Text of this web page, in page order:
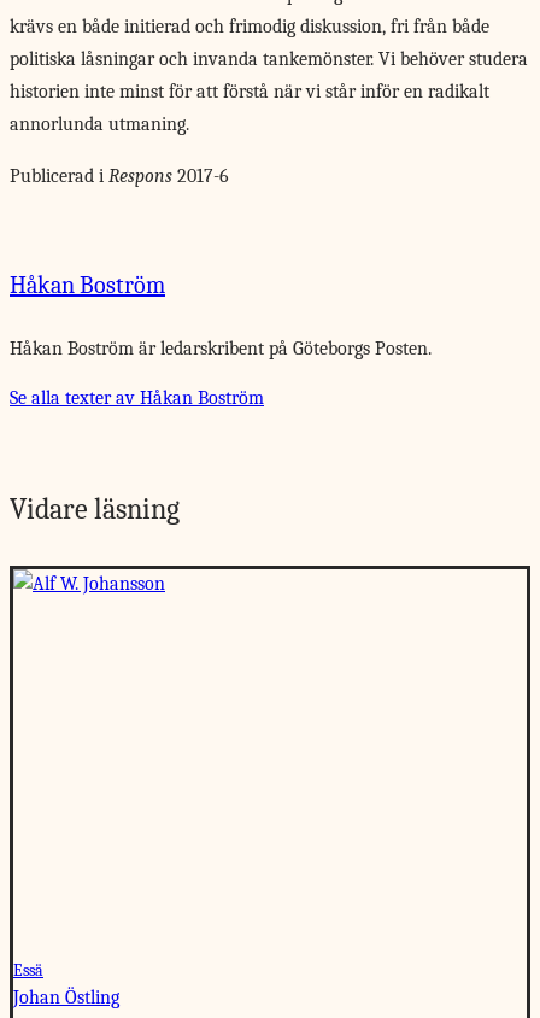
krävs en både initierad och frimodig diskussion, fri från både
politiska låsningar och invanda tankemönster. Vi behöver studera
historien inte minst för att förstå när vi står inför en radikalt
annorlunda utmaning.
Publicerad i Respons 2017-6
Håkan Boström
Håkan Boström är ledarskribent på Göteborgs Posten.
Se alla texter av Håkan Boström
Vidare läsning
Essä
Johan Östling